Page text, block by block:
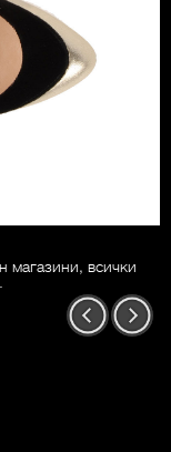
магазини, всички